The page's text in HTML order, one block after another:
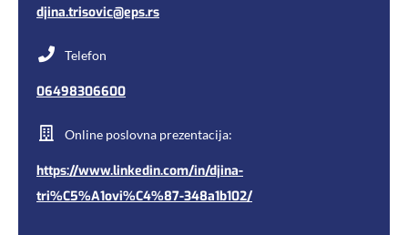
djina.trisovic@eps.rs
Telefon
06498306600
Online poslovna prezentacija:
https://www.linkedin.com/in/djina-
tri%C5%A1ovi%C4%87-348a1b102/